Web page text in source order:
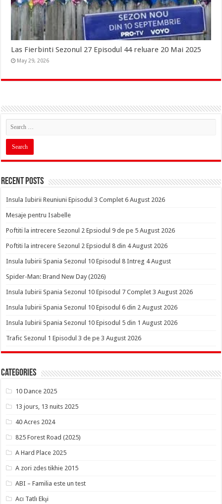
Las Fierbinti Sezonul 27 Episodul 44 reluare 20 Mai 2025
May 29, 2026
Recent Posts
Insula Iubirii Reuniuni Episodul 3 Complet 6 August 2026
Mesaje pentru Isabelle
Poftiti la intrecere Sezonul 2 Epsiodul 9 de pe 5 August 2026
Poftiti la intrecere Sezonul 2 Epsiodul 8 din 4 August 2026
Insula Iubirii Spania Sezonul 10 Episodul 8 Intreg 4 August
Spider-Man: Brand New Day (2026)
Insula Iubirii Spania Sezonul 10 Episodul 7 Complet 3 August 2026
Insula Iubirii Spania Sezonul 10 Episodul 6 din 2 August 2026
Insula Iubirii Spania Sezonul 10 Episodul 5 din 1 August 2026
Trafic Sezonul 1 Episodul 3 de pe 3 August 2026
Categories
10 Dance 2025
13 jours, 13 nuits 2025
40 Acres 2024
825 Forest Road (2025)
A Hard Place 2025
A zori zdes tikhie 2015
ABI – Familia este un test
Acı Tatlı Ekşi